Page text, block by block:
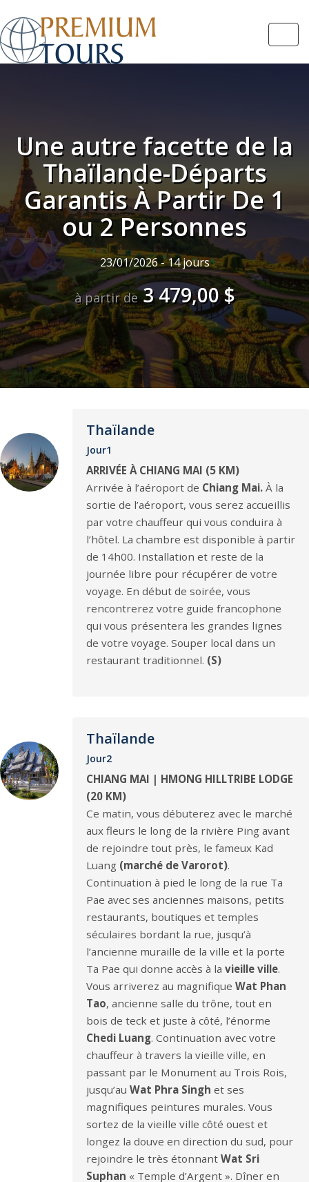
Une autre facette de la
Thaïlande-Départs
Garantis À Partir De 1
ou 2 Personnes
23/01/2026 - 14 jours
à partir de3 479,00 $
Thaïlande
Jour1
ARRIVÉE À CHIANG MAI (5 KM)
Arrivée à l’aéroport de Chiang Mai. À la
sortie de l’aéroport, vous serez accueillis
par votre chauffeur qui vous conduira à
l’hôtel. La chambre est disponible à partir
de 14h00. Installation et reste de la
journée libre pour récupérer de votre
voyage. En début de soirée, vous
rencontrerez votre guide francophone
qui vous présentera les grandes lignes
de votre voyage. Souper local dans un
restaurant traditionnel. (S)
Thaïlande
Jour2
CHIANG MAI | HMONG HILLTRIBE LODGE
(20 KM)
Ce matin, vous débuterez avec le marché
aux fleurs le long de la rivière Ping avant
de rejoindre tout près, le fameux Kad
Luang (marché de Varorot).
Continuation à pied le long de la rue Ta
Pae avec ses anciennes maisons, petits
restaurants, boutiques et temples
séculaires bordant la rue, jusqu’à
l’ancienne muraille de la ville et la porte
Ta Pae qui donne accès à la vieille ville.
Vous arriverez au magnifique Wat Phan
Tao, ancienne salle du trône, tout en
bois de teck et juste à côté, l’énorme
Chedi Luang. Continuation avec votre
chauffeur à travers la vieille ville, en
passant par le Monument au Trois Rois,
jusqu’au Wat Phra Singh et ses
magnifiques peintures murales. Vous
sortez de la vieille ville côté ouest et
longez la douve en direction du sud, pour
rejoindre le très étonnant Wat Sri
Suphan « Temple d’Argent ». Dîner en